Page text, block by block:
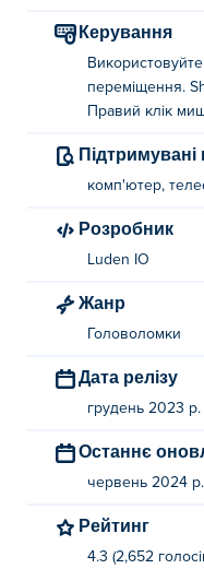
Керування
переміщення.
Правий клік
комп'ютер,
Розробник
Luden IO
Жанр
Головоломки
Дата релізу
грудень 2023 р.
Останнє
червень 2024 р.
Рейтинг
4.3 (2,652